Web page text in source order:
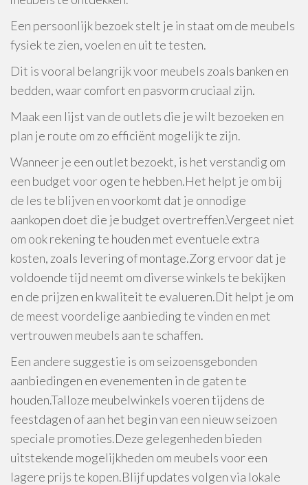
Een persoonlijk bezoek stelt je in staat om de meubels
fysiek te zien, voelen en uit te testen.
Dit is vooral belangrijk voor meubels zoals banken en
bedden, waar comfort en pasvorm cruciaal zijn.
Maak een lijst van de outlets die je wilt bezoeken en
plan je route om zo efficiënt mogelijk te zijn.
Wanneer je een outlet bezoekt, is het verstandig om
een budget voor ogen te hebben.Het helpt je om bij
de les te blijven en voorkomt dat je onnodige
aankopen doet die je budget overtreffen.Vergeet niet
om ook rekening te houden met eventuele extra
kosten, zoals levering of montage.Zorg ervoor dat je
voldoende tijd neemt om diverse winkels te bekijken
en de prijzen en kwaliteit te evalueren.Dit helpt je om
de meest voordelige aanbieding te vinden en met
vertrouwen meubels aan te schaffen.
Een andere suggestie is om seizoensgebonden
aanbiedingen en evenementen in de gaten te
houden.Talloze meubelwinkels voeren tijdens de
feestdagen of aan het begin van een nieuw seizoen
speciale promoties.Deze gelegenheden bieden
uitstekende mogelijkheden om meubels voor een
lagere prijs te kopen.Blijf updates volgen via lokale